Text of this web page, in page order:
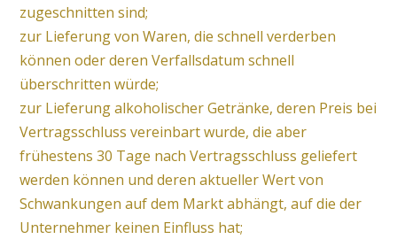
zugeschnitten sind;
zur Lieferung von Waren, die schnell verderben
können oder deren Verfallsdatum schnell
überschritten würde;
zur Lieferung alkoholischer Getränke, deren Preis bei
Vertragsschluss vereinbart wurde, die aber
frühestens 30 Tage nach Vertragsschluss geliefert
werden können und deren aktueller Wert von
Schwankungen auf dem Markt abhängt, auf die der
Unternehmer keinen Einfluss hat;